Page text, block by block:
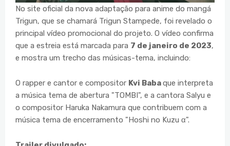
No site oficial da nova adaptação para anime do mangá
Trigun, que se chamará Trigun Stampede, foi revelado o
principal vídeo promocional do projeto. O vídeo confirma
que a estreia está marcada para 7 de janeiro de 2023,
e mostra um trecho das músicas-tema, incluindo:
O rapper e cantor e compositor Kvi Babaque interpreta
a música tema de abertura "TOMBI", e a cantora Salyu e
o compositor Haruka Nakamura que contribuem com a
música tema de encerramento "Hoshi no Kuzu α".